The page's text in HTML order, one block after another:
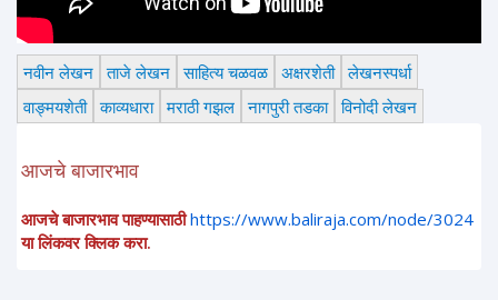
नवीन लेखन ताजे लेखन साहित्य चळवळ अक्षरशेती लेखनस्पर्धा
वाङ्मयशेती काव्यधारा मराठी गझल नागपुरी तडका विनोदी लेखन
आजचे बाजारभाव
आजचे बाजारभाव पाहण्यासाठी https://www.baliraja.com/node/3024
या लिंकवर क्लिक करा.